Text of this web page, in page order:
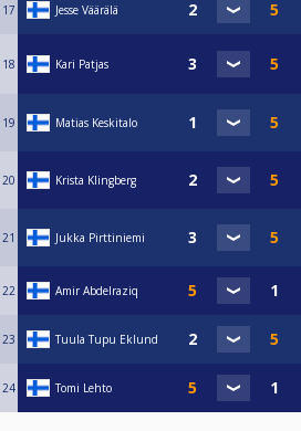
17 Jesse Väärälä
18 Kari Patjas
19 Matias Keskitalo
20 Krista Klingberg
21 Jukka Pirttiniemi
22 Amir Abdelraziq
23 Tuula Tupu Eklund
24 Tomi Lehto